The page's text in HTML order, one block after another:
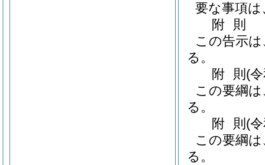
要な事項
附 則
この告示
る。
附 則 (
この要綱
る。
附 則 (
この要綱
る。